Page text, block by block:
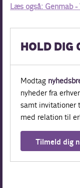
Læs også: Genmab
HOLD DIG
Modtag
nyheder fra
samt invitationer
med relation til
Tilmeld dig